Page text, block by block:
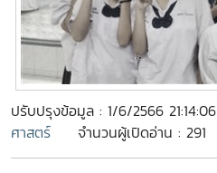
ปรับปรุงข้อมูล : 1/6/2566 21:14:06
ศาสตร์
จำนวนผู้เปิดอ่าน : 291